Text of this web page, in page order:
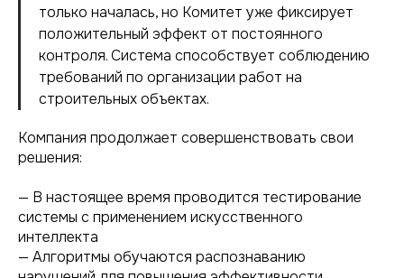
только началась, но Комитет уже фиксирует
положительный эффект от постоянного
контроля. Система способствует соблюдению
требований по организации работ на
строительных объектах.
Компания продолжает совершенствовать свои
решения:
— В настоящее время проводится тестирование
системы с применением искусственного
интеллекта
— Алгоритмы обучаются распознаванию